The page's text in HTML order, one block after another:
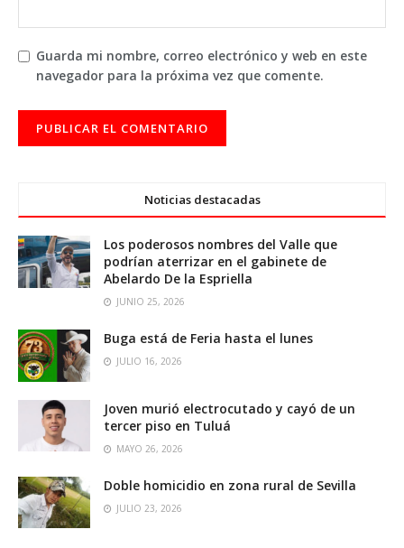
Guarda mi nombre, correo electrónico y web en este
navegador para la próxima vez que comente.
Noticias destacadas
Los poderosos nombres del Valle que
podrían aterrizar en el gabinete de
Abelardo De la Espriella
JUNIO 25, 2026
Buga está de Feria hasta el lunes
JULIO 16, 2026
Joven murió electrocutado y cayó de un
tercer piso en Tuluá
MAYO 26, 2026
Doble homicidio en zona rural de Sevilla
JULIO 23, 2026